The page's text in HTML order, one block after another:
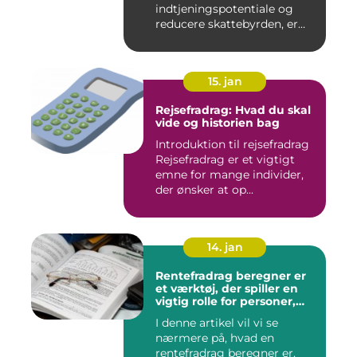
indtjeningspotentiale og
reducere skattebyrden, er
15. jan
Rejsefradrag: Hvad du skal
vide og historien bag
Introduktion til rejsefradrag
Rejsefradrag er et vigtigt
emne for mange individer,
der ønsker at op...
14. jan
Rentefradrag beregner er
et værktøj, der spiller en
vigtig rolle for personer,
optimere deres
skatteindberetning og få
mest muligt ud af de
I denne artikel vil vi se
nærmere på, hvad en
rentefradrag beregner er,